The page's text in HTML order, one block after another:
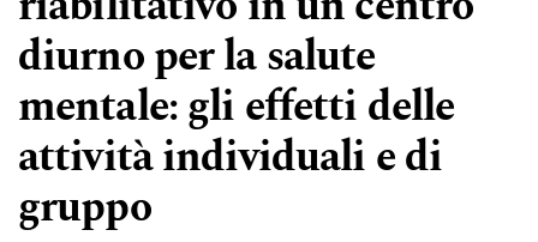
diurno per la salute
mentale: gli effetti delle
attività individuali e di
gruppo